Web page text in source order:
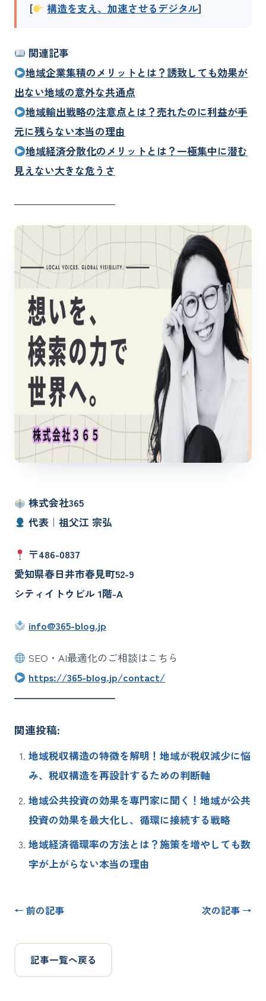
[ 構造を支え、加速させるデジタル]
関連記事
地域企業集積のメリットとは？誘致しても効果が
出ない地域の意外な共通点
地域輸出戦略の注意点とは？売れたのに利益が手
元に残らない本当の理由
地域経済分散化のメリットとは？一極集中に潜む
見えない大きな危うさ
――――――――――
株式会社365
代表｜祖父江 宗弘
〒486-0837
愛知県春日井市春見町52-9
シティイトウビル 1階-A
info@365-blog.jp
SEO・AI最適化のご相談はこちら
https://365-blog.jp/contact/
――――――――――
関連投稿:
地域税収構造の特徴を解明！地域が税収減少に悩
み、税収構造を再設計するための判断軸
地域公共投資の効果を専門家に聞く！地域が公共
投資の効果を最大化し、循環に接続する戦略
地域経済循環率の方法とは？施策を増やしても数
字が上がらない本当の理由
← 前の記事 次の記事 →
記事一覧へ戻る